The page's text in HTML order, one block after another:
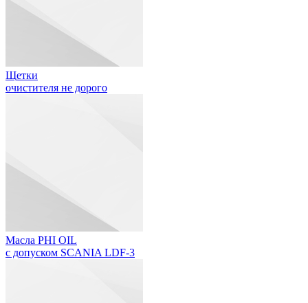
Щетки
очистителя не дорого
Масла PHI OIL
с допуском SCANIA LDF-3